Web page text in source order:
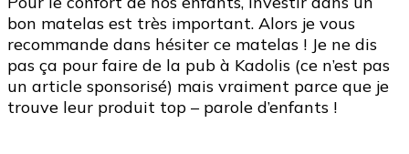
bon matelas est très important. Alors je vous
recommande dans hésiter ce matelas ! Je ne dis
pas ça pour faire de la pub à Kadolis (ce n’est pas
un article sponsorisé) mais vraiment parce que je
trouve leur produit top – parole d’enfants !